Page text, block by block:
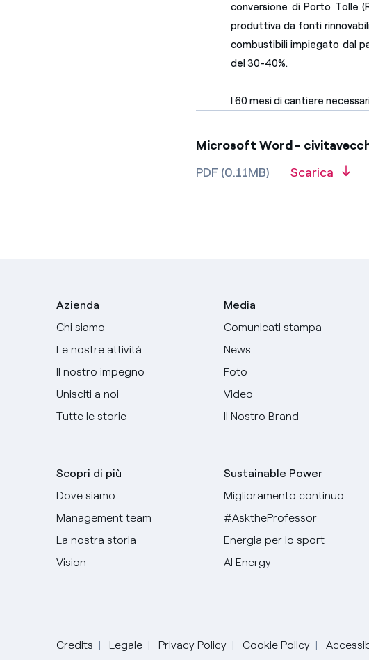
conversione di Porto Tolle
produttiva da fonti
combustibili impiegato dal
del 30-40%.
I 60 mesi di cantiere
Microsoft Word -
PDF (0.11MB)
Scarica
Azienda
Chi siamo
Le nostre attività
Il nostro impegno
Unisciti a noi
Tutte le storie
Scopri di più
Dove siamo
Management team
La nostra storia
Vision
Media
Comunicati stampa
News
Foto
Video
Il Nostro Brand
Sustainable Power
Miglioramento continuo
#AsktheProfessor
Energia per lo sport
AI Energy
Credits Legale Privacy Policy Cookie Policy